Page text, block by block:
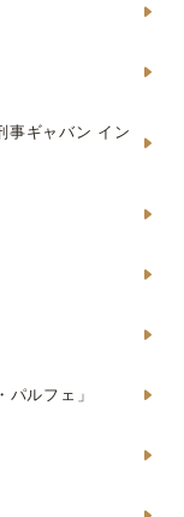
事ギャバン イン
ルフェ」